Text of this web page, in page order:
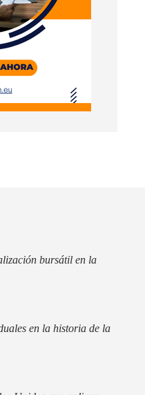
bursátil en la
en la historia de la